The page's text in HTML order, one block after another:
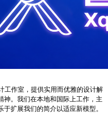
工作室，提供实用而优雅的设计解
。我们在本地和国际上工作，主
扩展我们的简介以适应新模型。